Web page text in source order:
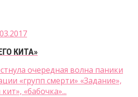
КИТА»
очередная волна паники
«групп смерти» «Задание»,
«бабочка»...